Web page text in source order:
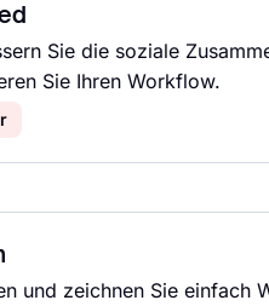
Sie die soziale
Sie Ihren Workflow.
und zeichnen Sie einfach